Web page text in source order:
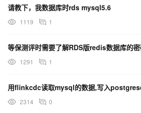
请教下，我数据库时rds mysql5.6
1119 1
1291 1
2314 0